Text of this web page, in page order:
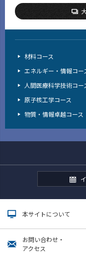
材料コース
エネルギー・情報コー
人間医療科学技術コー
原子核工学コース
物質・情報卓越コース
本サイトについて
お問い合わせ・
アクセス